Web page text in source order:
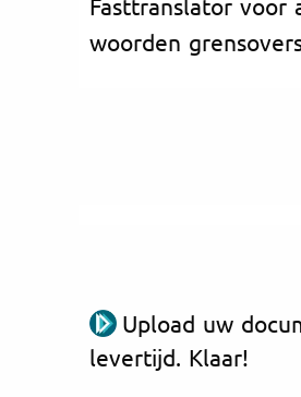
woorden
Upload uw
levertijd. Klaar!